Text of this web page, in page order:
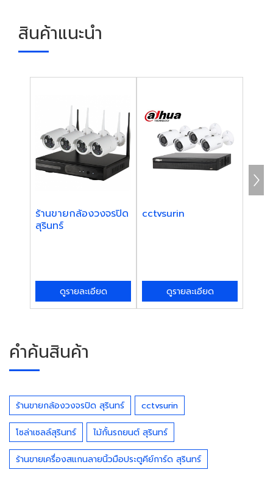
สินค้าแนะนำ
ร้านขายกล้องวงจรปิด
สุรินทร์
ดูรายละเอียด
cctvsurin
ดูรายละเอียด
คำค้นสินค้า
ร้านขายกล้องวงจรปิด สุรินทร์ cctvsurin
โซล่าเซลล์สุรินทร์ ไม้กั้นรถยนต์ สุรินทร์
ร้านขายเครื่องสแกนลายนิ้วมือประตูคีย์การ์ด สุรินทร์